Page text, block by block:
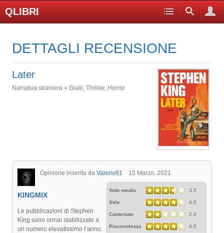
QLIBRI
DETTAGLI RECENSIONE
Later
Narrativa straniera » Gialli, Thriller, Horror
Opinione inserita da Valerio91 15 Marzo, 2021
Voto medio 3.5
Stile 4.0
Contenuto 2.0
Piacevolezza 4.0
KINGMIX
Le pubblicazioni di Stephen
King sono ormai stabilizzate a
un numero elevatissimo l’anno.